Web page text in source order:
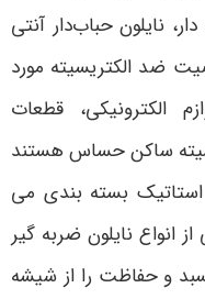
نایلون حباب‌دار آنتی
ضد الکتریسیته مورد
الکترونیکی، قطعات
ساکن حساس هستند
استاتیک بسته‌ بندی می‌
انواع نایلون ضربه گیر
و حفاظت را از شیشه‌